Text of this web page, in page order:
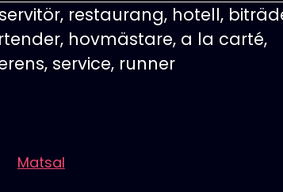
restaurang, hotell,
hovmästare, a la carté,
service, runner
Matsal